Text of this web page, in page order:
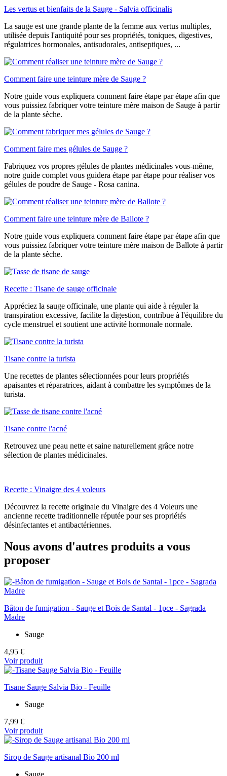
Les vertus et bienfaits de la Sauge - Salvia officinalis
La sauge est une grande plante de la femme aux vertus multiples,
utilisée depuis l'antiquité pour ses propriétés, toniques, digestives,
régulatrices hormonales, antisudorales, antiseptiques, ...
Comment faire une teinture mère de Sauge ?
Notre guide vous expliquera comment faire étape par étape afin que
vous puissiez fabriquer votre teinture mère maison de Sauge à partir
de la plante sèche.
Comment faire mes gélules de Sauge ?
Fabriquez vos propres gélules de plantes médicinales vous-même,
notre guide complet vous guidera étape par étape pour réaliser vos
gélules de poudre de Sauge - Rosa canina.
Comment faire une teinture mère de Ballote ?
Notre guide vous expliquera comment faire étape par étape afin que
vous puissiez fabriquer votre teinture mère maison de Ballote à partir
de la plante sèche.
Recette : Tisane de sauge officinale
Appréciez la sauge officinale, une plante qui aide à réguler la
transpiration excessive, facilite la digestion, contribue à l'équilibre du
cycle menstruel et soutient une activité hormonale normale.
Tisane contre la turista
Une recettes de plantes sélectionnées pour leurs propriétés
apaisantes et réparatrices, aidant à combattre les symptômes de la
turista.
Tisane contre l'acné
Retrouvez une peau nette et saine naturellement grâce notre
sélection de plantes médicinales.
Recette : Vinaigre des 4 voleurs
Découvrez la recette originale du Vinaigre des 4 Voleurs une
ancienne recette traditionnelle réputée pour ses propriétés
désinfectantes et antibactériennes.
Nous avons d'autres produits a vous
proposer
Bâton de fumigation - Sauge et Bois de Santal - 1pce - Sagrada
Madre
Sauge
4,95 €
Voir produit
Tisane Sauge Salvia Bio - Feuille
Sauge
7,99 €
Voir produit
Sirop de Sauge artisanal Bio 200 ml
Sauge